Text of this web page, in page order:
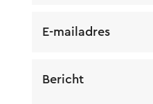
E-mailadres
Bericht